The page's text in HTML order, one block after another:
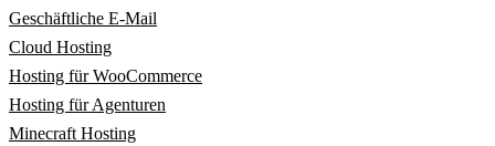
Geschäftliche E-Mail
Cloud Hosting
Hosting für WooCommerce
Hosting für Agenturen
Minecraft Hosting